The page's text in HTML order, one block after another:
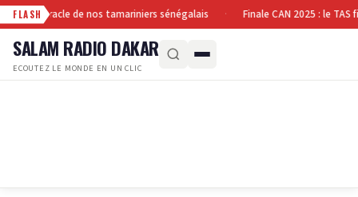
FLASH
fruit miracle de nos tamariniers sénégalais Finale CAN 2025 : le TAS
SALAM RADIO DAKAR
ECOUTEZ LE MONDE EN UN CLIC